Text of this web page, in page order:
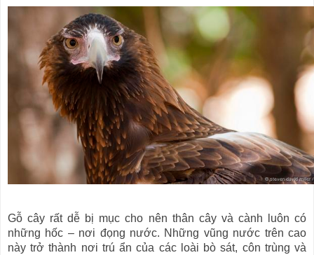
Gỗ cây rất dễ bị mục cho nên thân cây và cành luôn có
những hốc – nơi đọng nước. Những vũng nước trên cao
này trở thành nơi trú ẩn của các loài bò sát, côn trùng và